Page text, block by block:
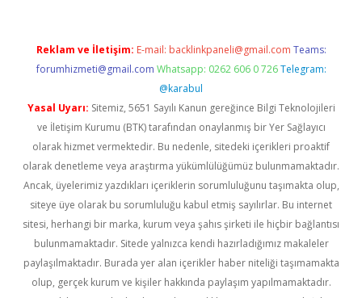
Reklam ve İletişim: E-mail: backlinkpaneli@gmail.com Teams:
forumhizmeti@gmail.com Whatsapp: 0262 606 0 726 Telegram:
@karabul
Yasal Uyarı: Sitemiz, 5651 Sayılı Kanun gereğince Bilgi Teknolojileri
ve İletişim Kurumu (BTK) tarafından onaylanmış bir Yer Sağlayıcı
olarak hizmet vermektedir. Bu nedenle, sitedeki içerikleri proaktif
olarak denetleme veya araştırma yükümlülüğümüz bulunmamaktadır.
Ancak, üyelerimiz yazdıkları içeriklerin sorumluluğunu taşımakta olup,
siteye üye olarak bu sorumluluğu kabul etmiş sayılırlar. Bu internet
sitesi, herhangi bir marka, kurum veya şahıs şirketi ile hiçbir bağlantısı
bulunmamaktadır. Sitede yalnızca kendi hazırladığımız makaleler
paylaşılmaktadır. Burada yer alan içerikler haber niteliği taşımamakta
olup, gerçek kurum ve kişiler hakkında paylaşım yapılmamaktadır.